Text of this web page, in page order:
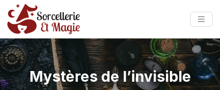
Mystères de l’invisible